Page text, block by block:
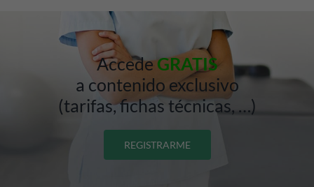
AccedeGRATIS
a contenido exclusivo
(tarifas, fichas técnicas, …)
REGISTRARME